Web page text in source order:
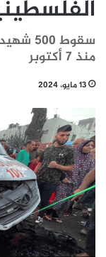
سقوط
منذ 7 أكتوبر
13 مايو، 2024